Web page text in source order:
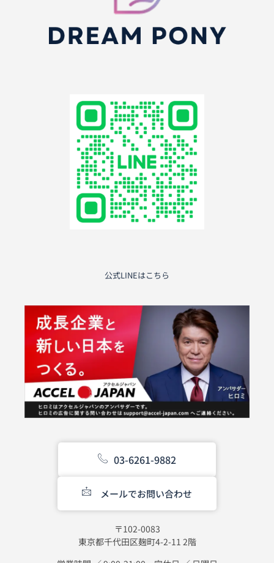
公式LINEはこちら
03-6261-9882
メールでお問い合わせ
〒102-0083
東京都千代田区麹町4-2-11 2階